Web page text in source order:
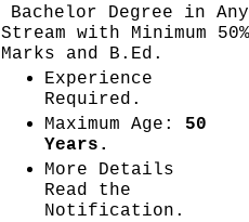
Bachelor Degree in Any
Stream with Minimum
Marks and B.Ed.
Experience
Required.
Maximum Age:
50
Years.
More Details
Read the
Notification.